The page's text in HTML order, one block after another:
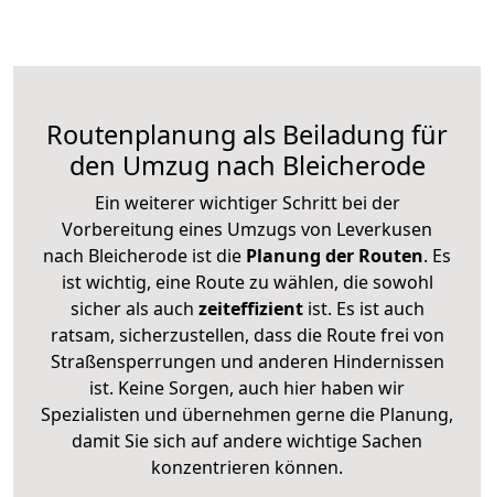
Routenplanung als Beiladung für
den Umzug nach Bleicherode
Ein weiterer wichtiger Schritt bei der
Vorbereitung eines Umzugs von Leverkusen
nach Bleicherode ist die Planung der Routen. Es
ist wichtig, eine Route zu wählen, die sowohl
sicher als auch zeiteffizientist. Es ist auch
ratsam, sicherzustellen, dass die Route frei von
Straßensperrungen und anderen Hindernissen
ist. Keine Sorgen, auch hier haben wir
Spezialisten und übernehmen gerne die Planung,
damit Sie sich auf andere wichtige Sachen
konzentrieren können.